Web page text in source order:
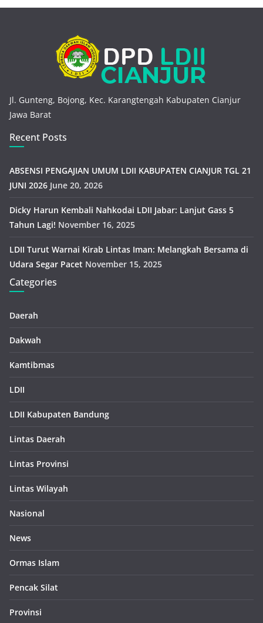
Jl. Gunteng, Bojong, Kec. Karangtengah Kabupaten Cianjur
Jawa Barat
Recent Posts
ABSENSI PENGAJIAN UMUM LDII KABUPATEN CIANJUR TGL 21
JUNI 2026 June 20, 2026
Dicky Harun Kembali Nahkodai LDII Jabar: Lanjut Gass 5
Tahun Lagi! November 16, 2025
LDII Turut Warnai Kirab Lintas Iman: Melangkah Bersama di
Udara Segar Pacet November 15, 2025
Categories
Daerah
Dakwah
Kamtibmas
LDII
LDII Kabupaten Bandung
Lintas Daerah
Lintas Provinsi
Lintas Wilayah
Nasional
News
Ormas Islam
Pencak Silat
Provinsi